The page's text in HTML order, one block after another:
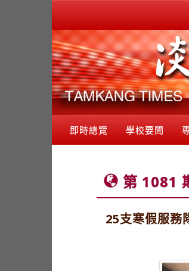
即時總覽 學校要聞
第 1081
25支寒假服務